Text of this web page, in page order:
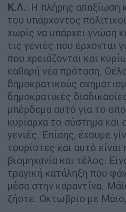
Κ.Λ.: Η πλήρης απαξίωση
του υπάρχοντος
χωρίς να υπάρχει γνώση
τις γενιές που έρχονται
που χρειάζονται και
καθαρή νέα πρόταση.
δημοκρατικούς
δημοκρατικές
μπέρδεμα αυτό για το
κυρίαρχα το σύστημα και
γενιές. Επίσης, έχουμε
τουρίστες και αυτό είναι
βιομηχανία και τέλος.
τραγική κατάληξη που
μέσα στην καραντίνα.
ζήστε. Οκτώβριο με